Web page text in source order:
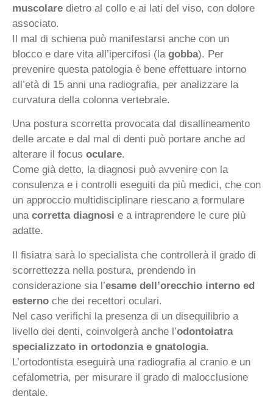
muscolare dietro al collo e ai lati del viso, con dolore
associato.
Il mal di schiena può manifestarsi anche con un
blocco e dare vita all’ipercifosi (la gobba). Per
prevenire questa patologia è bene effettuare intorno
all’età di 15 anni una radiografia, per analizzare la
curvatura della colonna vertebrale.
Una postura scorretta provocata dal disallineamento
delle arcate e dal mal di denti può portare anche ad
alterare il focus oculare.
Come già detto, la diagnosi può avvenire con la
consulenza e i controlli eseguiti da più medici, che con
un approccio multidisciplinare riescano a formulare
una corretta diagnosi e a intraprendere le cure più
adatte.
Il fisiatra sarà lo specialista che controllerà il grado di
scorrettezza nella postura, prendendo in
considerazione sia l’esame dell’orecchio interno ed
esterno che dei recettori oculari.
Nel caso verifichi la presenza di un disequilibrio a
livello dei denti, coinvolgerà anche l’odontoiatra
specializzato in ortodonzia e gnatologia.
L’ortodontista eseguirà una radiografia al cranio e un
cefalometria, per misurare il grado di malocclusione
dentale.